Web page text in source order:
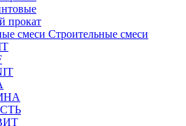
прокат
Строительные смеси